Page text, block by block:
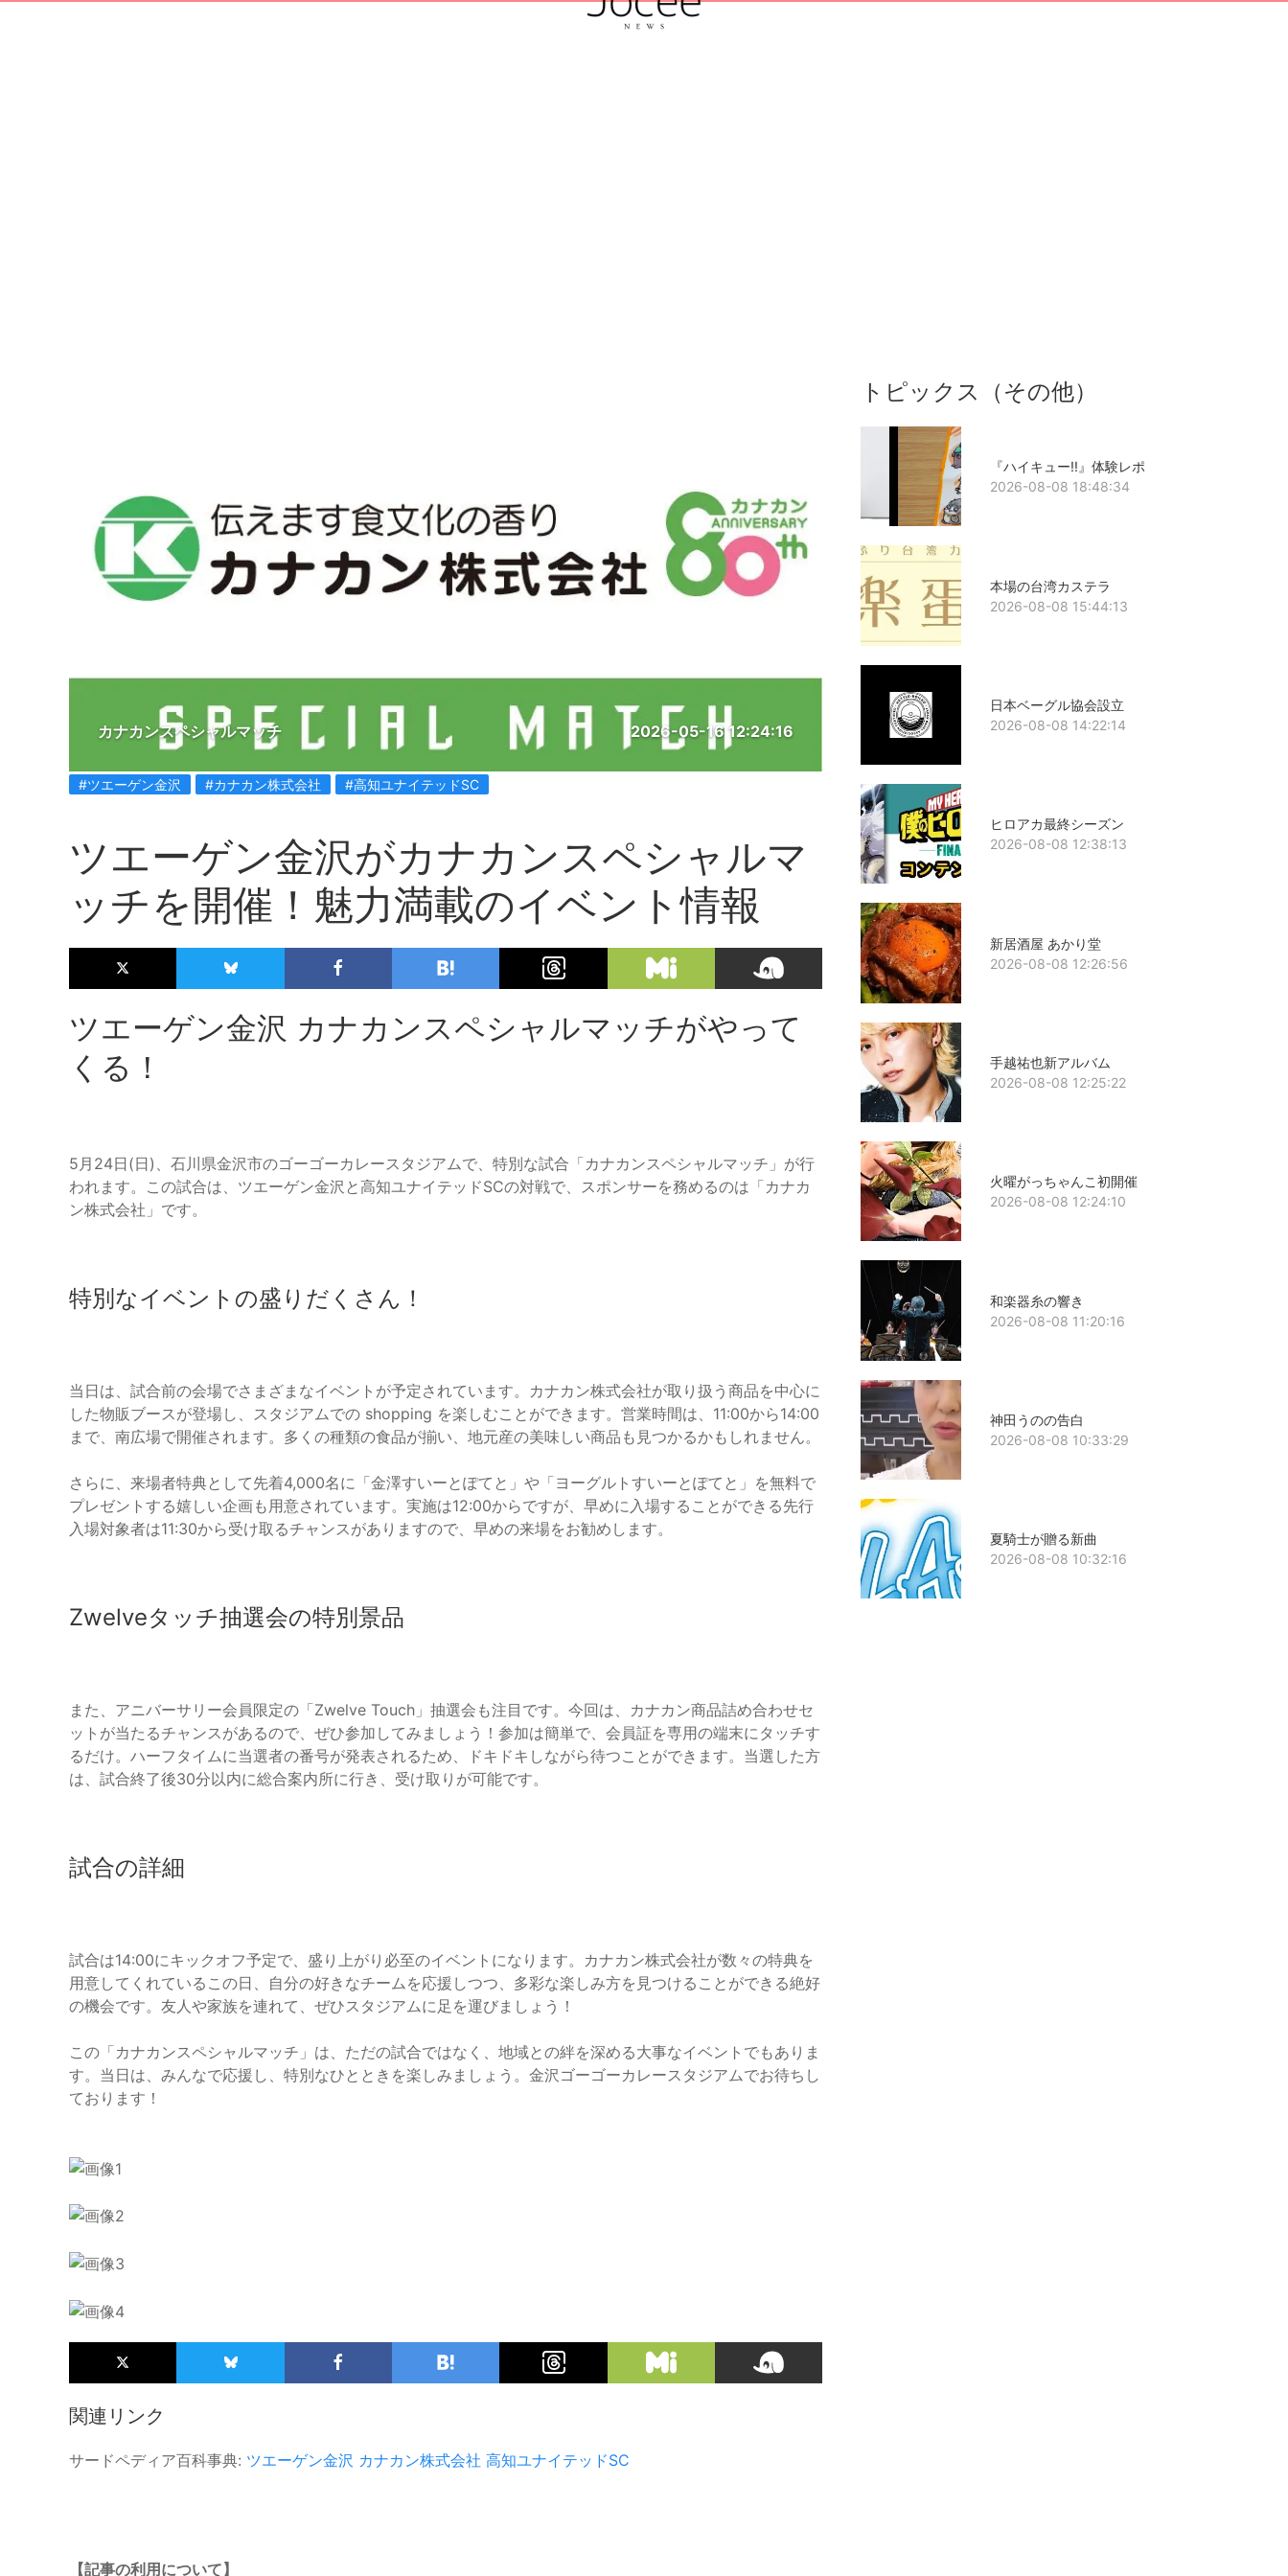
カナカンスペシャルマッチ 2026-05-16 12:24:16
#ツエーゲン金沢 #カナカン株式会社 #高知ユナイテッドSC
ツエーゲン金沢がカナカンスペシャルマ
ッチを開催！魅力満載のイベント情報
ツエーゲン金沢 カナカンスペシャルマッチがやって
くる！
5月24日(日)、石川県金沢市のゴーゴーカレースタジアムで、特別な試合「カナカンスペシャルマッチ」が行
われます。この試合は、ツエーゲン金沢と高知ユナイテッドSCの対戦で、スポンサーを務めるのは「カナカ
ン株式会社」です。
特別なイベントの盛りだくさん！
当日は、試合前の会場でさまざまなイベントが予定されています。カナカン株式会社が取り扱う商品を中心に
した物販ブースが登場し、スタジアムでの shopping を楽しむことができます。営業時間は、11:00から14:00
まで、南広場で開催されます。多くの種類の食品が揃い、地元産の美味しい商品も見つかるかもしれません。
さらに、来場者特典として先着4,000名に「金澤すいーとぽてと」や「ヨーグルトすいーとぽてと」を無料で
プレゼントする嬉しい企画も用意されています。実施は12:00からですが、早めに入場することができる先行
入場対象者は11:30から受け取るチャンスがありますので、早めの来場をお勧めします。
Zwelveタッチ抽選会の特別景品
また、アニバーサリー会員限定の「Zwelve Touch」抽選会も注目です。今回は、カナカン商品詰め合わせセ
ットが当たるチャンスがあるので、ぜひ参加してみましょう！参加は簡単で、会員証を専用の端末にタッチす
るだけ。ハーフタイムに当選者の番号が発表されるため、ドキドキしながら待つことができます。当選した方
は、試合終了後30分以内に総合案内所に行き、受け取りが可能です。
試合の詳細
試合は14:00にキックオフ予定で、盛り上がり必至のイベントになります。カナカン株式会社が数々の特典を
用意してくれているこの日、自分の好きなチームを応援しつつ、多彩な楽しみ方を見つけることができる絶好
の機会です。友人や家族を連れて、ぜひスタジアムに足を運びましょう！
この「カナカンスペシャルマッチ」は、ただの試合ではなく、地域との絆を深める大事なイベントでもありま
す。当日は、みんなで応援し、特別なひとときを楽しみましょう。金沢ゴーゴーカレースタジアムでお待ちし
ております！
関連リンク
サードペディア百科事典: ツエーゲン金沢 カナカン株式会社 高知ユナイテッドSC
トピックス（その他）
『ハイキュー!!』体験レポ
2026-08-08 18:48:34
本場の台湾カステラ
2026-08-08 15:44:13
日本ベーグル協会設立
2026-08-08 14:22:14
ヒロアカ最終シーズン
2026-08-08 12:38:13
新居酒屋 あかり堂
2026-08-08 12:26:56
手越祐也新アルバム
2026-08-08 12:25:22
火曜がっちゃんこ初開催
2026-08-08 12:24:10
和楽器糸の響き
2026-08-08 11:20:16
神田うのの告白
2026-08-08 10:33:29
夏騎士が贈る新曲
2026-08-08 10:32:16
【記事の利用について】